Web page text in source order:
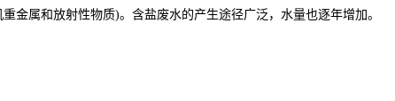
金属和放射性物质)。含盐废水的产生途径广泛，水量也逐年增加。